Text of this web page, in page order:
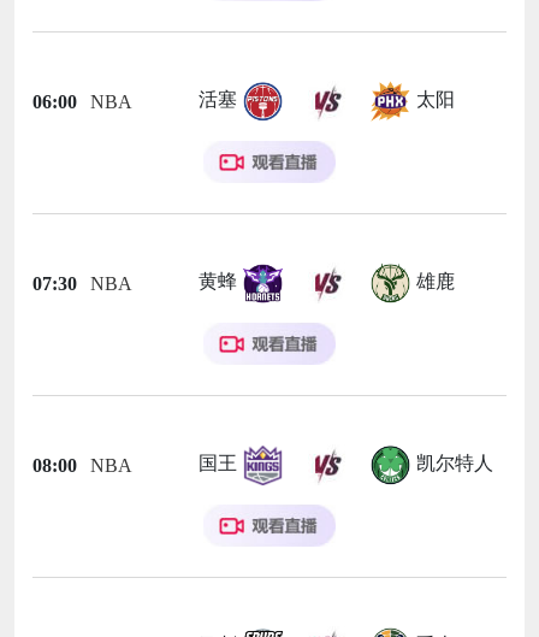
06:00 NBA 活塞 太阳
07:30 NBA 黄蜂 雄鹿
08:00 NBA 国王 凯尔特人